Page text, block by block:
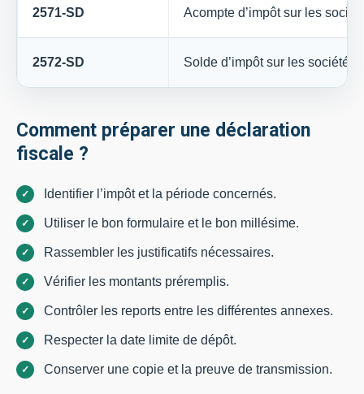
2571-SD Acompte d’impôt sur les
2572-SD Solde d’impôt sur les sociétés
Comment préparer une déclaration
fiscale ?
Identifier l’impôt et la période concernés.
Utiliser le bon formulaire et le bon millésime.
Rassembler les justificatifs nécessaires.
Vérifier les montants préremplis.
Contrôler les reports entre les différentes annexes.
Respecter la date limite de dépôt.
Conserver une copie et la preuve de transmission.